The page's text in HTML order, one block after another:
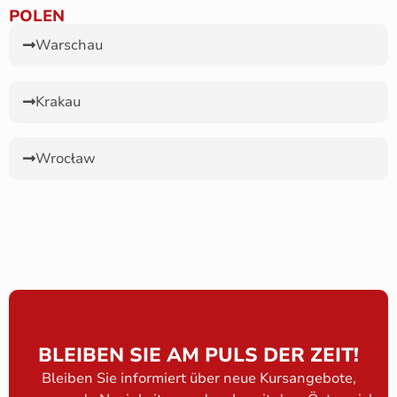
POLEN
Warschau
Krakau
Wrocław
BLEIBEN SIE AM PULS DER ZEIT!
Bleiben Sie informiert über neue Kursangebote,